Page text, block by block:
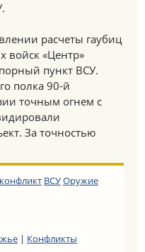
расчеты гаубиц
войск «Центр»
пункт ВСУ.
полка 90-й
точным огнем с
За точностью
ВСУОружие
| Конфликты